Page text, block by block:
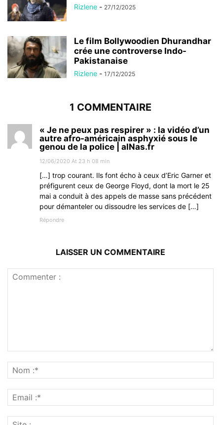
Rizlene - 27/12/2025
Le film Bollywoodien Dhurandhar
crée une controverse Indo-
Pakistanaise
Rizlene - 17/12/2025
1 COMMENTAIRE
« Je ne peux pas respirer » : la vidéo d’un
autre afro-américain asphyxié sous le
genou de la police | alNas.fr
12/06/2020 At 23 h 08 min
[…] trop courant. Ils font écho à ceux d’Eric Garner et
préfigurent ceux de George Floyd, dont la mort le 25
mai a conduit à des appels de masse sans précédent
pour démanteler ou dissoudre les services de […]
Répondre
LAISSER UN COMMENTAIRE